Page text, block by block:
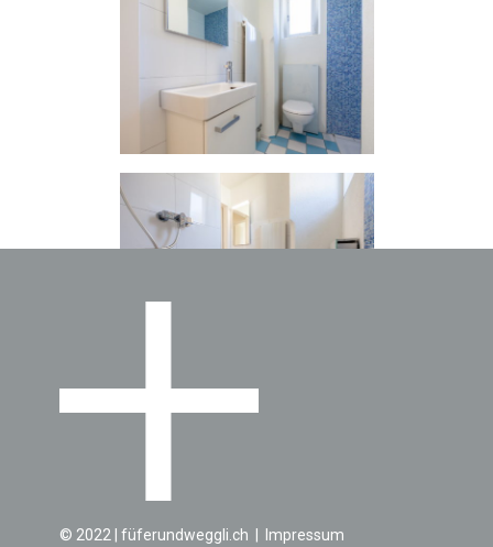
© 2022 | füferundweggli.ch | ​Impressum